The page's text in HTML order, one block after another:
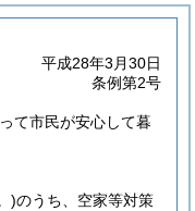
平成28年3月30日
条例第2号
て市民が安心して暮
)のうち、空家等対策